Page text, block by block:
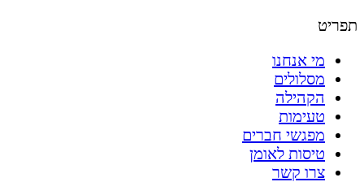
תפריט
מי אנחנו
מסלולים
הקהילה
טעימות
מפגשי חברים
טיסות לאומן
צרו קשר